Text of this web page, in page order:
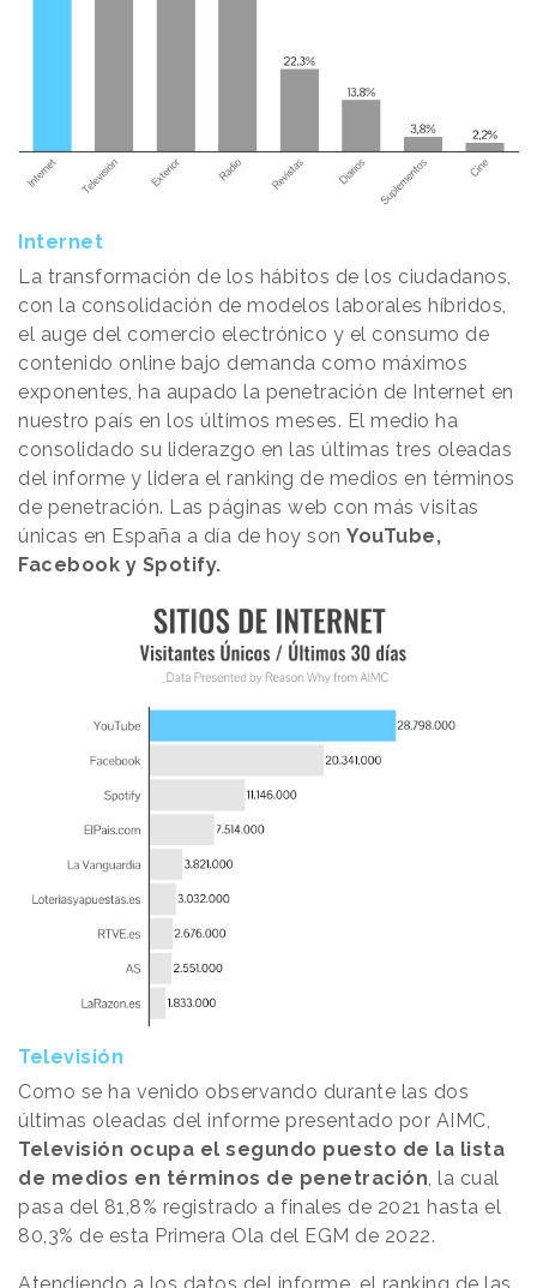
Internet
La transformación de los hábitos de los ciudadanos,
con la consolidación de modelos laborales híbridos,
el auge del comercio electrónico y el consumo de
contenido online bajo demanda como máximos
exponentes, ha aupado la penetración de Internet en
nuestro país en los últimos meses. El medio ha
consolidado su liderazgo en las últimas tres oleadas
del informe y lidera el ranking de medios en términos
de penetración. Las páginas web con más visitas
únicas en España a día de hoy son YouTube,
Facebook y Spotify.
Televisión
Como se ha venido observando durante las dos
últimas oleadas del informe presentado por AIMC,
Televisión ocupa el segundo puesto de la lista
de medios en términos de penetración, la cual
pasa del 81,8% registrado a finales de 2021 hasta el
80,3% de esta Primera Ola del EGM de 2022.